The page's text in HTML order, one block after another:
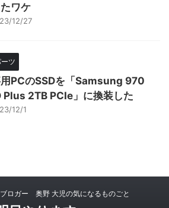
ワケ
12/27
ツ
PCのSSDを「Samsung 970
Plus 2TB PCIe」に換装した
12/1
ロガー 奥野 大児の気になるものごと